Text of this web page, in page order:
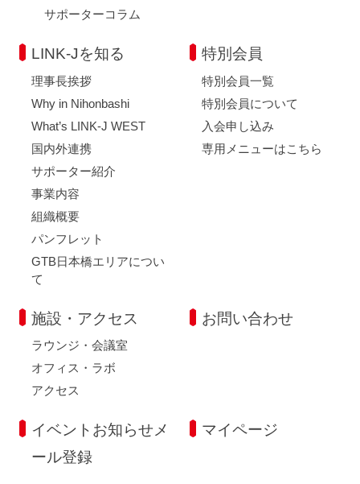
サポーターコラム
LINK-Jを知る
理事長挨拶
Why in Nihonbashi
What’s LINK-J WEST
国内外連携
サポーター紹介
事業内容
組織概要
パンフレット
GTB日本橋エリアについ
て
特別会員
特別会員一覧
特別会員について
入会申し込み
専用メニューはこちら
施設・アクセス
ラウンジ・会議室
オフィス・ラボ
アクセス
お問い合わせ
イベントお知らせメ
ール登録
マイページ